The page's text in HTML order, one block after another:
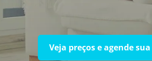
Veja preços e agende